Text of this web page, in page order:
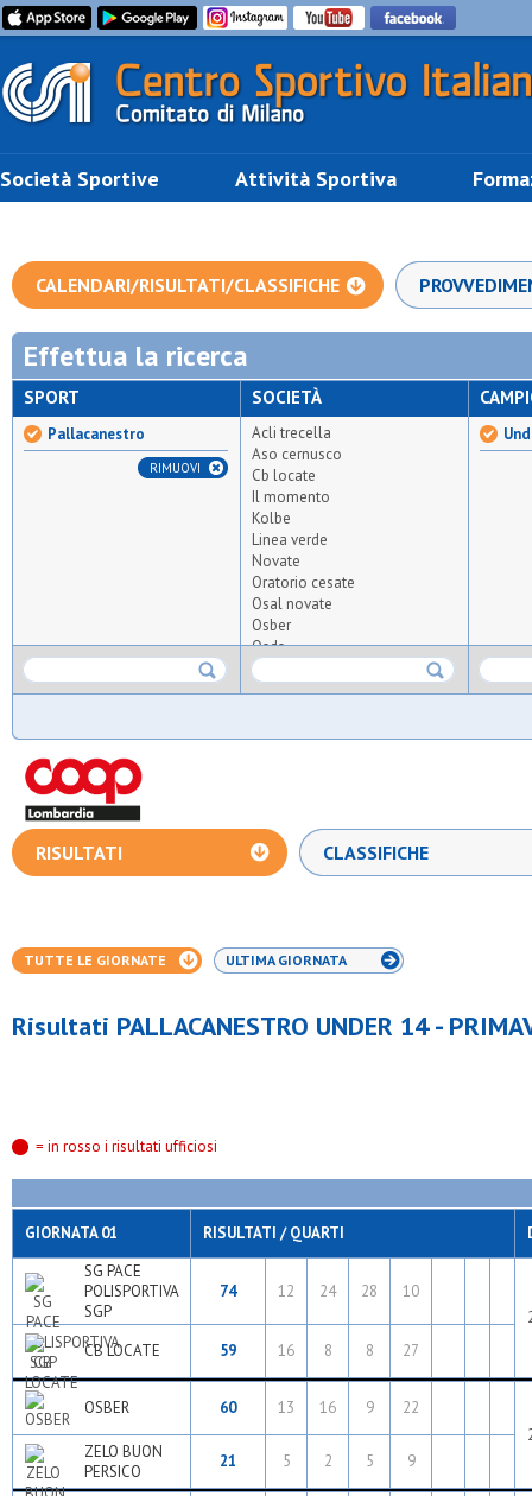
Società Sportive Attività Sportiva
CALENDARI/RISULTATI/CLASSIFICHE
Effettua la ricerca
SPORT
Pallacanestro
RIMUOVI
SOCIETÀ
Acli trecella
Aso cernusco
Cb locate
Il momento
Kolbe
Linea verde
Novate
Oratorio cesate
Osal novate
Osber
Osds
Polis senago
Polisportiva osnago
RISULTATI CLASSIFICHE
TUTTE LE GIORNATE ULTIMA GIORNATA
Risultati PALLACANESTRO UNDER 14 -
= in rosso i risultati ufficiosi
GIORNATA 01 RISULTATI / QUARTI
SG PACE
POLISPORTIVA
SGP
74 12 24 28
10
CB LOCATE
59 16 8 8 27
OSBER 60 13 16 9
22
ZELO BUON
PERSICO
21 5 2 5 9